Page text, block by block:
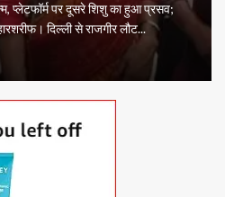
प्लेटफॉर्म पर दूसरे शिशु का हुआ प्रसव;
दिल्ली से राजगीर लौट...